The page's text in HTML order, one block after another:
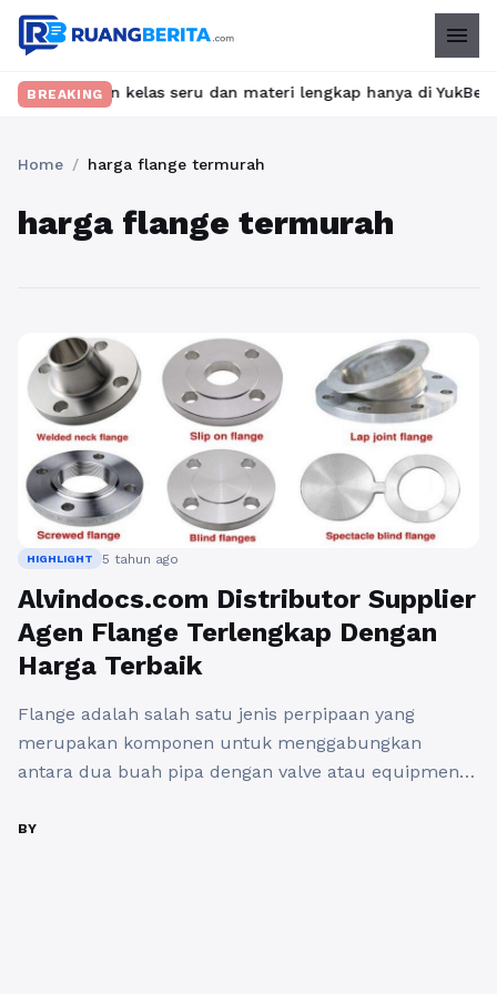
menu
BREAKING
kelas seru dan materi lengkap hanya di
Home / harga flange termurah
harga flange termurah
HIGHLIGHT 5 tahun ago
Alvindocs.com Distributor Supplier
Agen Flange Terlengkap Dengan
Harga Terbaik
Flange adalah salah satu jenis perpipaan yang
merupakan komponen untuk menggabungkan
antara dua buah pipa dengan valve atau equipment
baut menjadi satu kesatuan yang utuh. Flange
BY